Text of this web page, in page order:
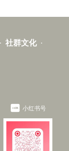
社群文化
小红书号